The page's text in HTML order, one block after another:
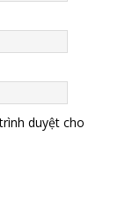
duyệt cho